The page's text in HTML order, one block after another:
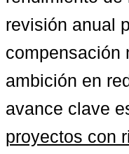
revisión anual
compensación
ambición en
avance clave
proyectos con